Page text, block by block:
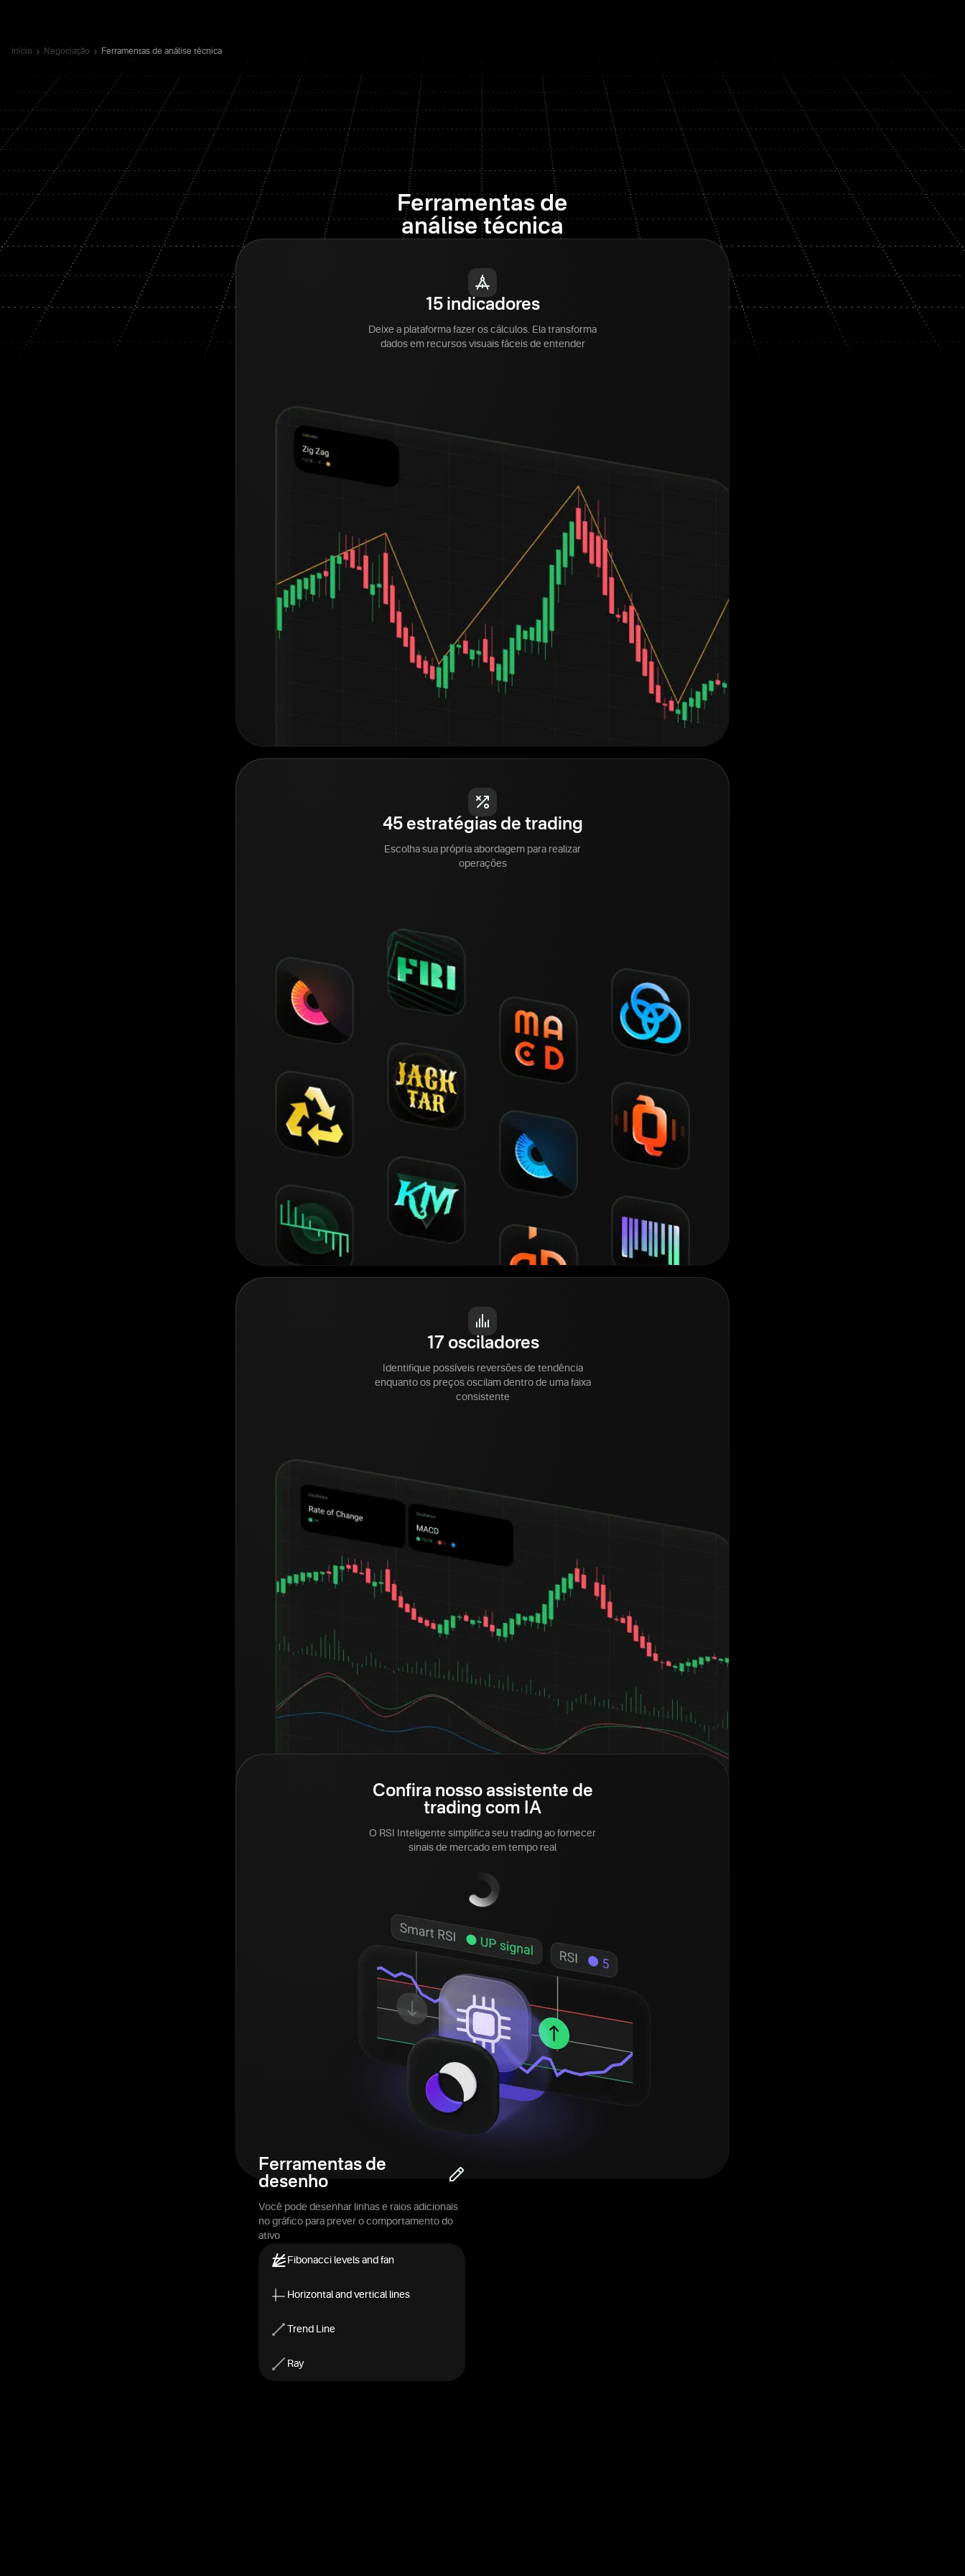
Início Negociação Ferramentas de análise técnica
Ferramentas de
análise técnica
15 indicadores
Deixe a plataforma fazer os cálculos. Ela transforma
dados em recursos visuais fáceis de entender
45 estratégias de trading
Escolha sua própria abordagem para realizar
operações
17 osciladores
Identifique possíveis reversões de tendência
enquanto os preços oscilam dentro de uma faixa
consistente
Confira nosso assistente de
trading com IA
O RSI Inteligente simplifica seu trading ao fornecer
sinais de mercado em tempo real
Ferramentas de
desenho
Você pode desenhar linhas e raios adicionais
no gráfico para prever o comportamento do
ativo
Fibonacci levels and fan
Horizontal and vertical lines
Trend Line
Ray